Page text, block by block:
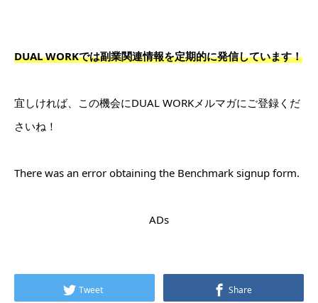
DUAL WORKでは副業関連情報を定期的に発信しています！
宜しければ、この機会にDUAL WORKメルマガにご登録くだ
さいね！
There was an error obtaining the Benchmark signup form.
ADs
Tweet Share